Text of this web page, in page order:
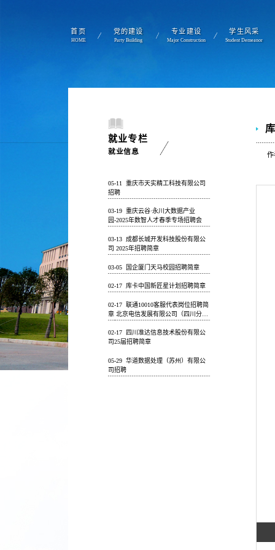
首页
HOME
党的建设
Party Building
专业建设
Major Construction
学生风采
Student Demeanor
就业专栏
就业信息
05-11
招聘
03-19
园-2025年数智人才春季专场招聘会
03-13
司 2025年招聘简章
03-05 国企厦门天马校园招聘简章
02-17 库卡中国新匠星计划招聘简章
02-17
章 北京电信发展有限公司（四川分公
02-17
司25届招聘简章
05-29
司招聘